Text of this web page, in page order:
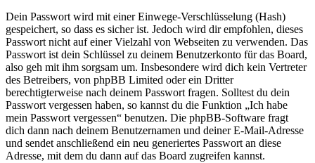
Dein Passwort wird mit einer Einwege-Verschlüsselung (Hash)
gespeichert, so dass es sicher ist. Jedoch wird dir empfohlen, dieses
Passwort nicht auf einer Vielzahl von Webseiten zu verwenden. Das
Passwort ist dein Schlüssel zu deinem Benutzerkonto für das Board,
also geh mit ihm sorgsam um. Insbesondere wird dich kein Vertreter
des Betreibers, von phpBB Limited oder ein Dritter
berechtigterweise nach deinem Passwort fragen. Solltest du dein
Passwort vergessen haben, so kannst du die Funktion „Ich habe
mein Passwort vergessen“ benutzen. Die phpBB-Software fragt
dich dann nach deinem Benutzernamen und deiner E-Mail-Adresse
und sendet anschließend ein neu generiertes Passwort an diese
Adresse, mit dem du dann auf das Board zugreifen kannst.